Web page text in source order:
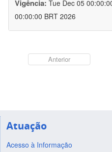
Vigência: Tue Dec 05
00:00:00 BRT 2026
Anterior
Atuação
Acesso à Informação